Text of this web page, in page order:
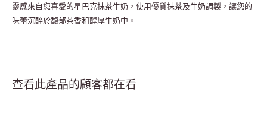
靈感來自您喜愛的星巴克抹茶牛奶，使用優質抹茶及牛奶調製，讓您的
味蕾沉醉於馥郁茶香和醇厚牛奶中。
查看此產品的顧客都在看